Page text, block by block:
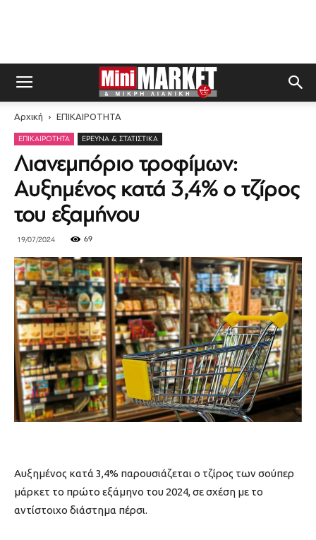
Αρχική ΕΠΙΚΑΙΡΟΤΗΤΑ
ΕΠΙΚΑΙΡΟΤΗΤΑ ΈΡΕΥΝΑ & ΣΤΑΤΙΣΤΙΚΆ
Λιανεμπόριο τροφίμων:
Αυξημένος κατά 3,4% ο τζίρος
του εξαμήνου
19/07/2024 69
Αυξημένος κατά 3,4% παρουσιάζεται ο τζίρος των σούπερ
μάρκετ το πρώτο εξάμηνο του 2024, σε σχέση με το
αντίστοιχο διάστημα πέρσι.